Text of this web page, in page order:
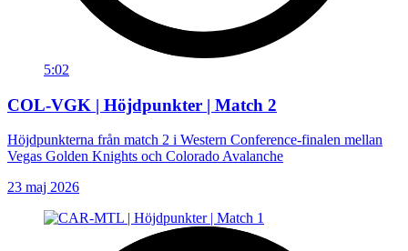
5:02
COL-VGK | Höjdpunkter | Match 2
Höjdpunkterna från match 2 i Western Conference-finalen mellan
Vegas Golden Knights och Colorado Avalanche
23 maj 2026